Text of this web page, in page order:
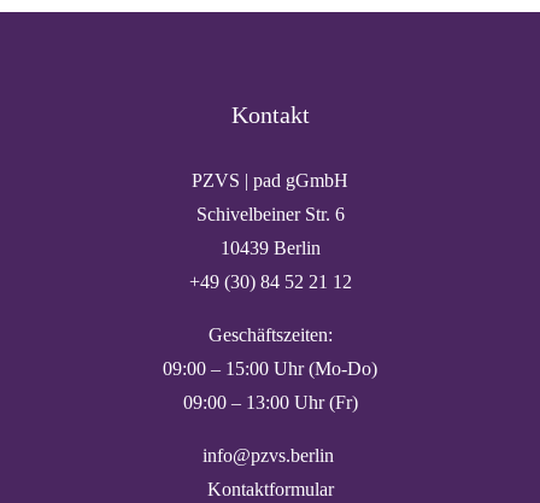
Kontakt
PZVS | pad gGmbH
Schivelbeiner Str. 6
10439 Berlin
+49 (30) 84 52 21 12
Geschäftszeiten:
09:00 – 15:00 Uhr (Mo-Do)
09:00 – 13:00 Uhr (Fr)
info@pzvs.berlin
Kontaktformular